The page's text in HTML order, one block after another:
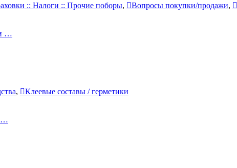
:: Налоги :: Прочие поборы, Вопросы покупки/продажи,
…
,
Клеевые составы / герметики